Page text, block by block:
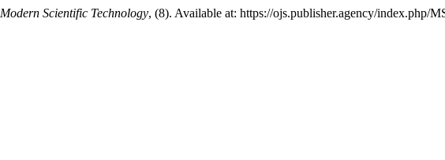
Modern Scientific Technology, (8). Available at: https://ojs.publisher.agency/index.php/